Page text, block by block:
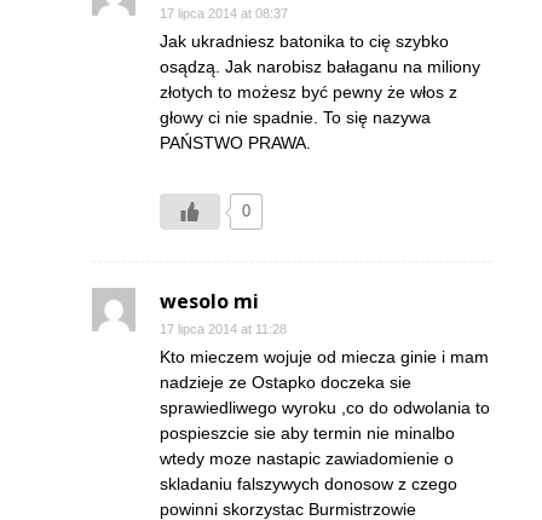
17 lipca 2014 at 08:37
Jak ukradniesz batonika to cię szybko
osądzą. Jak narobisz bałaganu na miliony
złotych to możesz być pewny że włos z
głowy ci nie spadnie. To się nazywa
PAŃSTWO PRAWA.
0
wesolo mi
17 lipca 2014 at 11:28
Kto mieczem wojuje od miecza ginie i mam
nadzieje ze Ostapko doczeka sie
sprawiedliwego wyroku ,co do odwolania to
pospieszcie sie aby termin nie minalbo
wtedy moze nastapic zawiadomienie o
skladaniu falszywych donosow z czego
powinni skorzystac Burmistrzowie